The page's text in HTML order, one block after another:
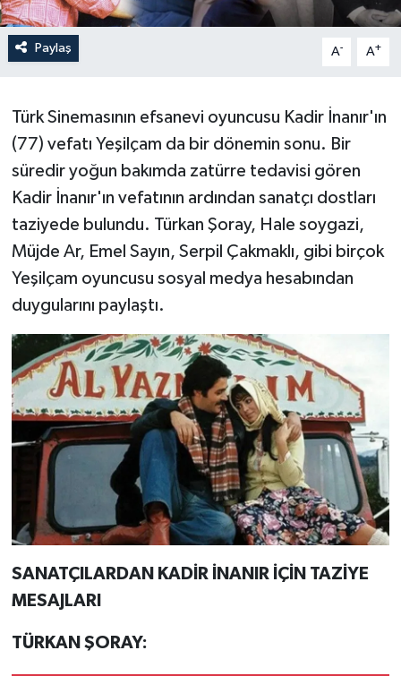
Paylaş A- A+
Türk Sinemasının efsanevi oyuncusu Kadir İnanır'ın
(77) vefatı Yeşilçam da bir dönemin sonu. Bir
süredir yoğun bakımda zatürre tedavisi gören
Kadir İnanır'ın vefatının ardından sanatçı dostları
taziyede bulundu. Türkan Şoray, Hale soygazi,
Müjde Ar, Emel Sayın, Serpil Çakmaklı, gibi birçok
Yeşilçam oyuncusu sosyal medya hesabından
duygularını paylaştı.
SANATÇILARDAN KADİR İNANIR İÇİN TAZİYE
MESAJLARI
TÜRKAN ŞORAY: